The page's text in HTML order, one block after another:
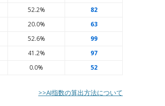
52.2%
82
20.0%
63
52.6%
99
41.2%
97
0.0% 52
>>AI指数の算出方法について